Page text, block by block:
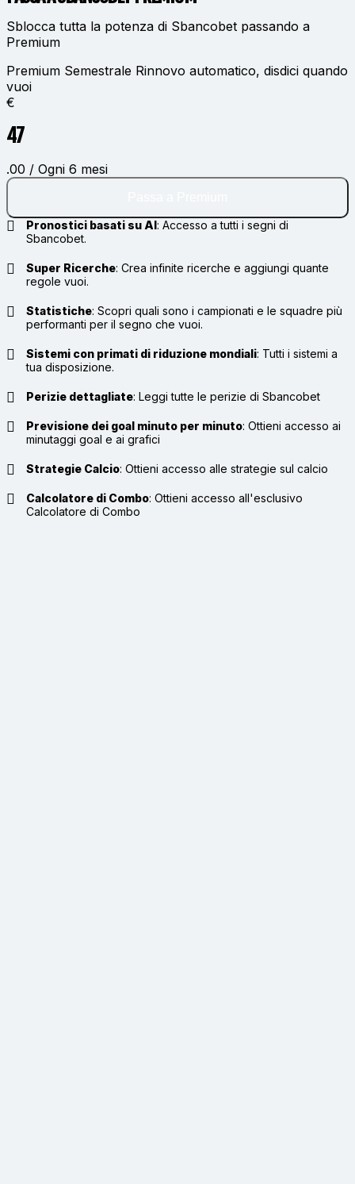
Sblocca tutta la potenza di Sbancobet passando a
Premium
Premium Semestrale Rinnovo automatico, disdici quando
vuoi
€
47
.00 / Ogni 6 mesi
Pronostici basati su AI: Accesso a tutti i segni di
Sbancobet.
Super Ricerche: Crea infinite ricerche e aggiungi quante
regole vuoi.
Statistiche: Scopri quali sono i campionati e le squadre più
performanti per il segno che vuoi.
Sistemi con primati di riduzione mondiali: Tutti i sistemi a
tua disposizione.
Perizie dettagliate: Leggi tutte le perizie di Sbancobet
Previsione dei goal minuto per minuto: Ottieni accesso ai
minutaggi goal e ai grafici
Strategie Calcio: Ottieni accesso alle strategie sul calcio
Calcolatore di Combo: Ottieni accesso all'esclusivo
Calcolatore di Combo